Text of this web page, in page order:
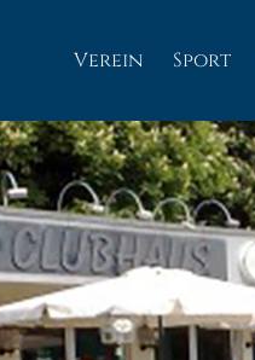
Verein Sport